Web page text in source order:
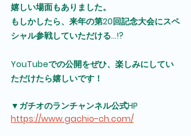
嬉しい場面もありました。
もしかしたら、来年の第20回記念大会にスペ
シャル参戦していただける...!?
YouTubeでの公開をぜひ、楽しみにしてい
ただけたら嬉しいです！
▼ガチオのランチャンネル公式HP
https://www.gachio-ch.com/